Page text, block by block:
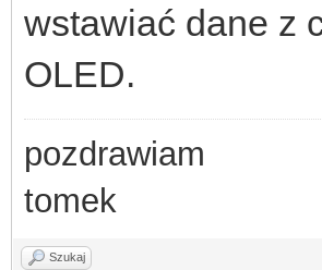
wstawiać dane z
OLED.
pozdrawiam
tomek
Szukaj